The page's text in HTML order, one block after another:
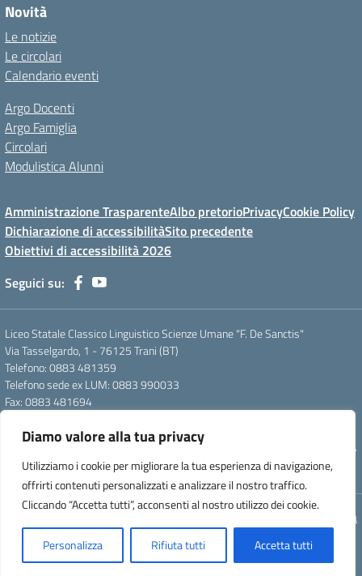
Diamo valore alla tua privacy
Utilizziamo i cookie per migliorare la tua esperienza di navigazione,
offrirti contenuti personalizzati e analizzare il nostro traffico.
Cliccando “Accetta tutti”, acconsenti al nostro utilizzo dei cookie.
Personalizza Rifiuta tutti Accetta tutti
Novità
Le notizie
Le circolari
Calendario eventi
Argo Docenti
Argo Famiglia
Circolari
Modulistica Alunni
Amministrazione TrasparenteAlbo pretorioPrivacyCookie Policy
Dichiarazione di accessibilitàSito precedente
Obiettivi di accessibilità 2026
Seguici su:
Liceo Statale Classico Linguistico Scienze Umane "F. De Sanctis"
Via Tasselgardo, 1 - 76125 Trani (BT)
Telefono: 0883 481359
Telefono sede ex LUM: 0883 990033
Fax: 0883 481694
Pec: btpc210007@pec.istruzione.it
Codice Meccanografico: istsc_btpc210007 - Codice Fiscale: 92058830727
- Codice Univoco d'ufficio: UFG4S9
Concept & Design by Designers Italia